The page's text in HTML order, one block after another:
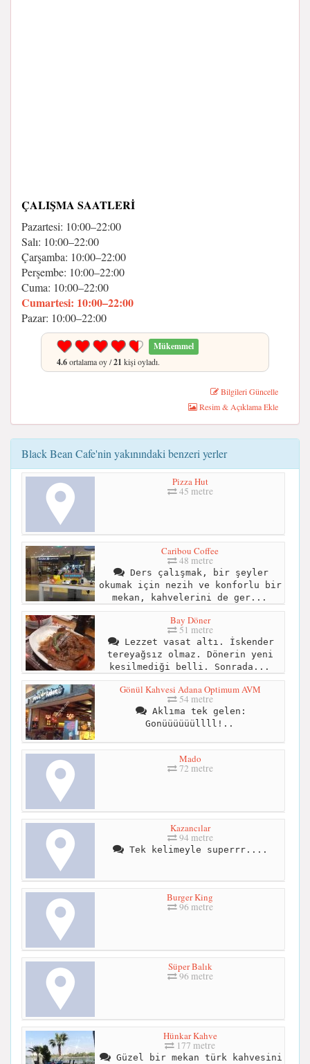
ÇALIŞMA SAATLERI
Pazartesi: 10:00–22:00
Salı: 10:00–22:00
Çarşamba: 10:00–22:00
Perşembe: 10:00–22:00
Cuma: 10:00–22:00
Cumartesi: 10:00–22:00
Pazar: 10:00–22:00
Mükemmel
4.6ortalama oy /21 kişi oyladı.
Bilgileri Güncelle
Resim & Açıklama Ekle
Black Bean Cafe'nin yakınındaki benzeri yerler
Pizza Hut
45 metre
Caribou Coffee
48 metre
Ders çalışmak, bir şeyler
okumak için nezih ve konforlu bir
mekan, kahvelerini de ger...
Bay Döner
51 metre
Lezzet vasat altı. İskender
tereyağsız olmaz. Dönerin yeni
kesilmediği belli. Sonrada...
Gönül Kahvesi Adana Optimum AVM
54 metre
Aklıma tek gelen:
Gonüüüüüüllll!..
Mado
72 metre
Kazancılar
94 metre
Tek kelimeyle superrr....
Burger King
96 metre
Süper Balık
96 metre
Hünkar Kahve
177 metre
Güzel bir mekan türk kahvesini